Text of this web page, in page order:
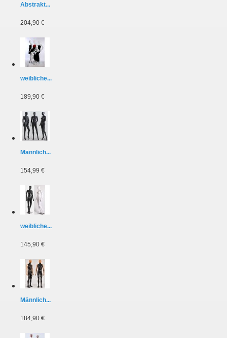
Abstrakt...
204,90 €
weibliche...
189,90 €
Männlich...
154,99 €
weibliche...
145,90 €
Männlich...
184,90 €